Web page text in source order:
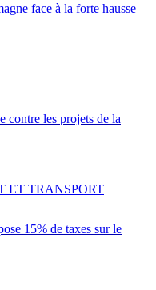
face à la forte hausse
contre les projets de la
15% de taxes sur le
ET TRANSPORT